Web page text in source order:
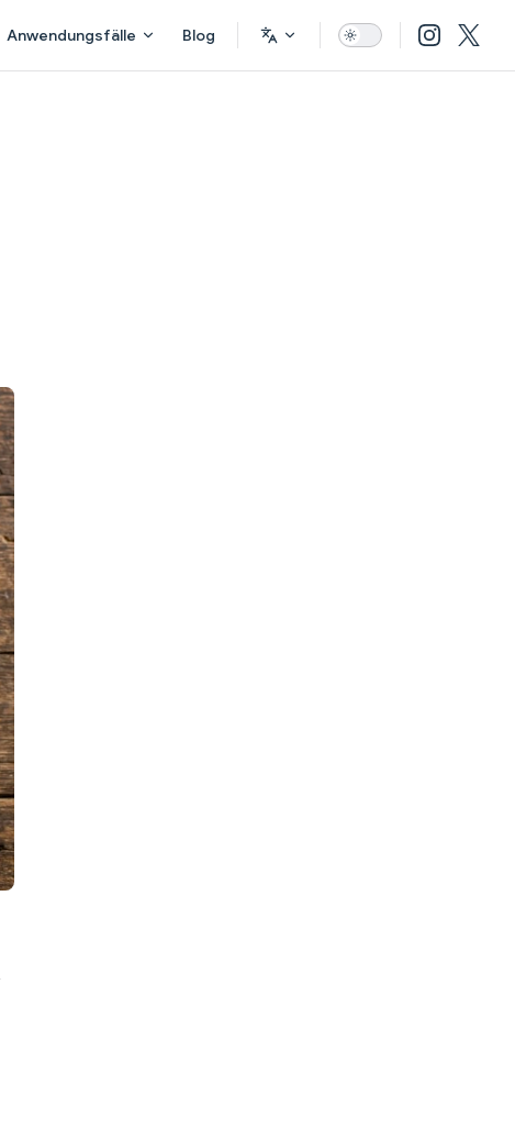
Anwendungsfälle Blog